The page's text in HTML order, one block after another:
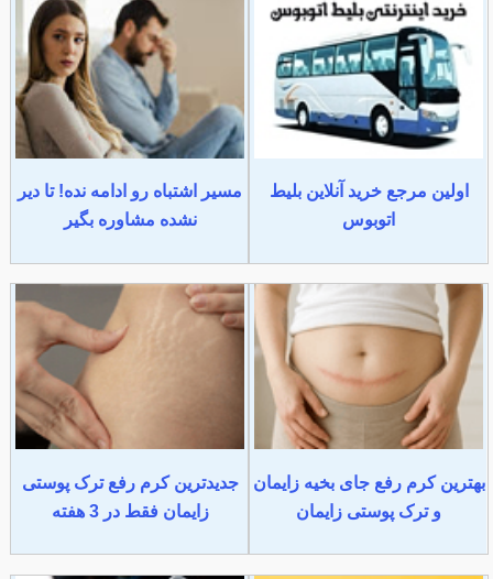
اولین مرجع خرید آنلاین بلیط
اتوبوس
مسیر اشتباه رو ادامه نده! تا دیر
نشده مشاوره بگیر
بهترین کرم رفع جای بخیه زایمان
و ترک پوستی زایمان
جدیدترین کرم رفع ترک پوستی
زایمان فقط در 3 هفته